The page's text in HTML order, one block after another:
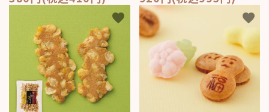
favorite favorite